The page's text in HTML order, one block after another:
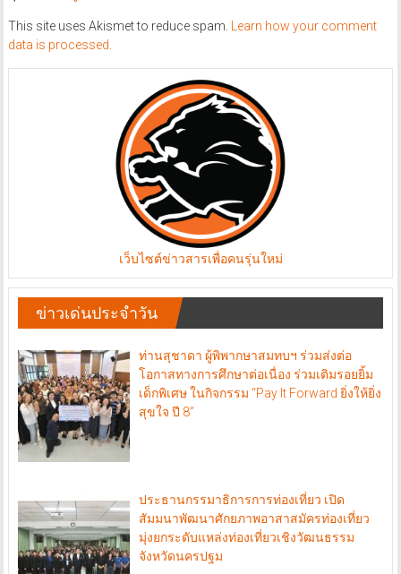
This site uses Akismet to reduce spam.
Learn how your comment
data is processed.
เว็บไซต์ข่าวสารเพื่อคนรุ่นใหม่
ข่าวเด่นประจำวัน
ท่านสุชาดา ผู้พิพากษาสมทบฯ ร่วมส่งต่อ
โอกาสทางการศึกษาต่อเนื่อง ร่วมเติมรอยยิ้ม
เด็กพิเศษ ในกิจกรรม “Pay It Forward ยิ่งให้ยิ่ง
สุขใจ ปี 8”
ประธานกรรมาธิการการท่องเที่ยว เปิด
สัมมนาพัฒนาศักยภาพอาสาสมัครท่องเที่ยว
มุ่งยกระดับแหล่งท่องเที่ยวเชิงวัฒนธรรม
จังหวัดนครปฐม